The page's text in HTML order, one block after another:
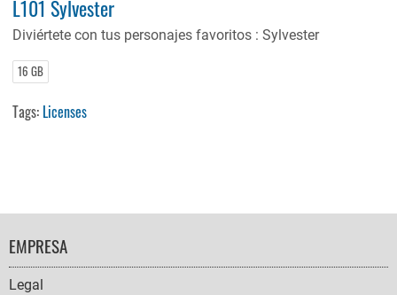
L101 Sylvester
Diviértete con tus personajes favoritos : Sylvester
16 GB
Tags: Licenses
FOOTER
NAVIGATION
EMPRESA
Legal